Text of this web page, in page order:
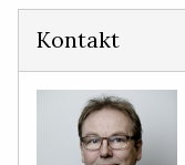
Kontakt